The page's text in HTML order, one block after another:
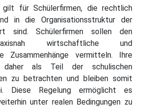
gilt für Schülerfirmen, die rechtlich
in die Organisationsstruktur der
sind. Schülerfirmen sollen den
wirtschaftliche und
Zusammenhänge vermitteln. Ihre
daher als Teil der schulischen
zu betrachten und bleiben somit
Diese Regelung ermöglicht es
unter realen Bedingungen zu